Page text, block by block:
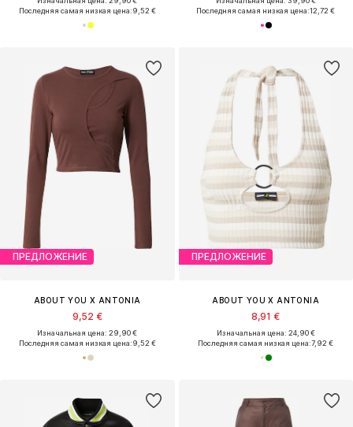
Последняя самая низкая цена:9,52 €
Последняя самая низкая цена:12,72 €
ПРЕДЛОЖЕНИЕ
ABOUT YOU X ANTONIA
9,52 €
Изначальная цена: 29,90 €
Последняя самая низкая цена:9,52 €
ПРЕДЛОЖЕНИЕ
ABOUT YOU X ANTONIA
8,91 €
Изначальная цена: 24,90 €
Последняя самая низкая цена:7,92 €